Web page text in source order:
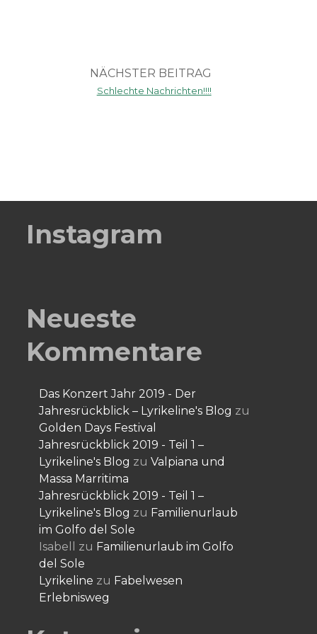
NÄCHSTER BEITRAG
Schlechte Nachrichten!!!!
Instagram
Neueste
Kommentare
Das Konzert Jahr 2019 - Der
Jahresrückblick – Lyrikeline's Blog zu
Golden Days Festival
Jahresrückblick 2019 - Teil 1 –
Lyrikeline's Blog zuValpiana und
Massa Marritima
Jahresrückblick 2019 - Teil 1 –
Lyrikeline's Blog zu Familienurlaub
im Golfo del Sole
Isabell
zu Familienurlaub im Golfo
del Sole
Lyrikeline zu Fabelwesen
Erlebnisweg